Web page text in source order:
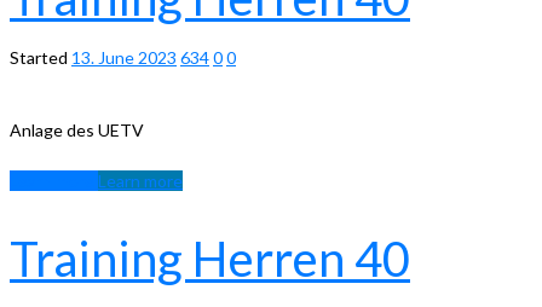
Started 13. June 2023 63400
Anlage des UETV
Learn more
Training Herren 40